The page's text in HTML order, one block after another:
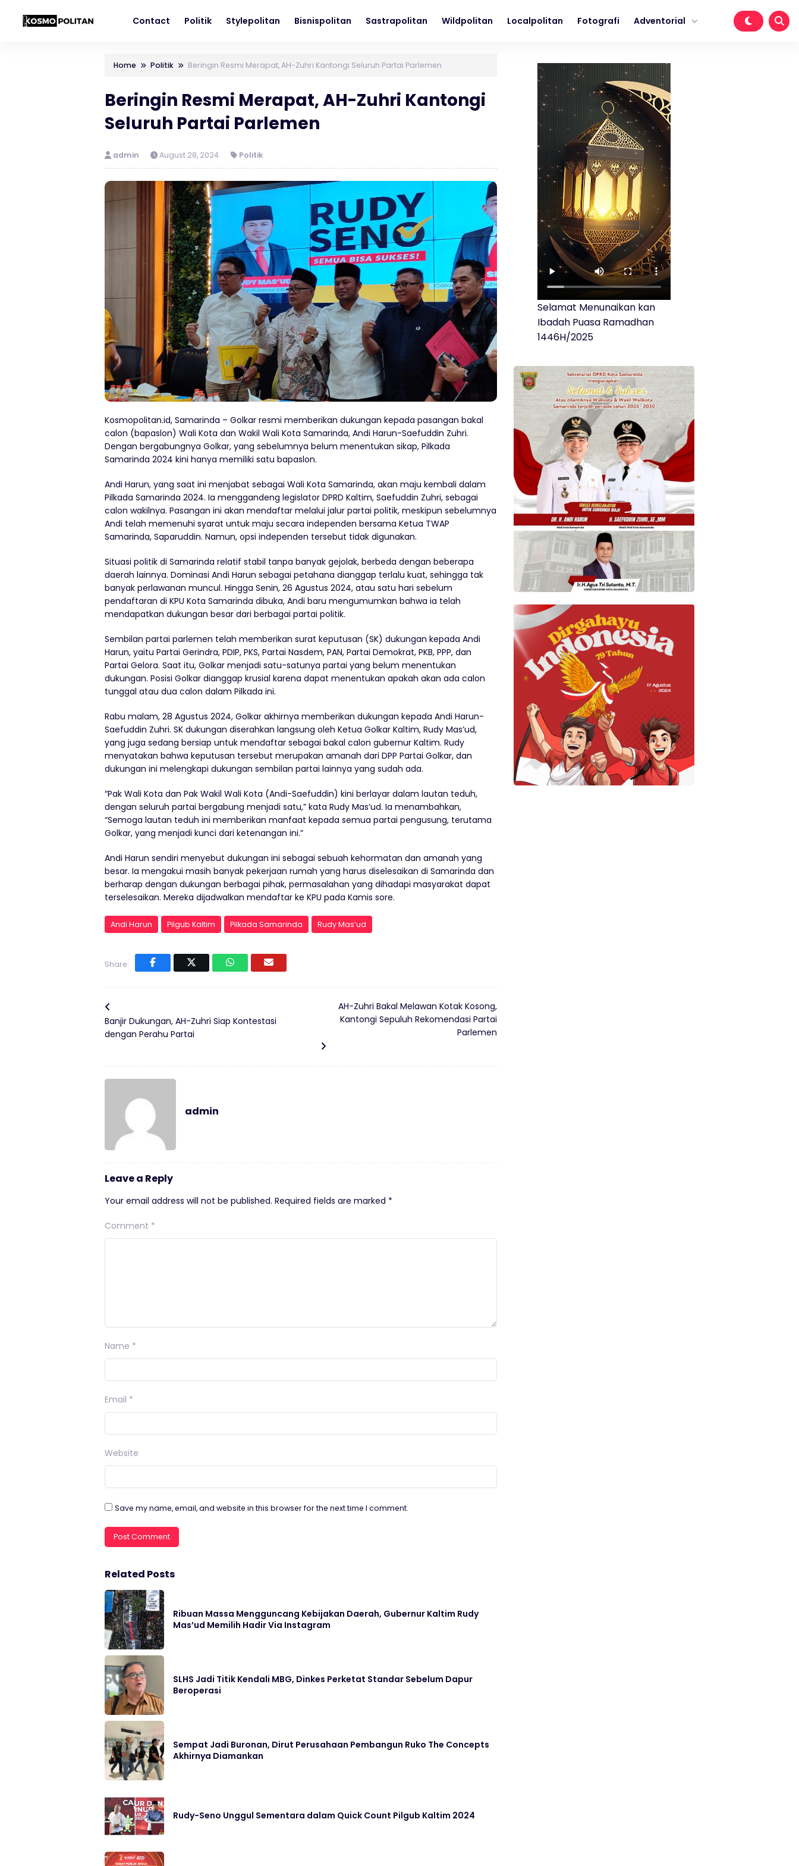
Contact Politik Stylepolitan Bisnispolitan Sastrapolitan Wildpolitan Localpolitan Fotografi Adventorial
Home Politik Beringin Resmi Merapat, AH-Zuhri Kantongi Seluruh Partai Parlemen
Beringin Resmi Merapat, AH-Zuhri Kantongi
Seluruh Partai Parlemen
admin August 28, 2024 Politik
Kosmopolitan.id, Samarinda – Golkar resmi memberikan dukungan kepada pasangan bakal
calon (bapaslon) Wali Kota dan Wakil Wali Kota Samarinda, Andi Harun-Saefuddin Zuhri.
Dengan bergabungnya Golkar, yang sebelumnya belum menentukan sikap, Pilkada
Samarinda 2024 kini hanya memiliki satu bapaslon.
Andi Harun, yang saat ini menjabat sebagai Wali Kota Samarinda, akan maju kembali dalam
Pilkada Samarinda 2024. Ia menggandeng legislator DPRD Kaltim, Saefuddin Zuhri, sebagai
calon wakilnya. Pasangan ini akan mendaftar melalui jalur partai politik, meskipun sebelumnya
Andi telah memenuhi syarat untuk maju secara independen bersama Ketua TWAP
Samarinda, Saparuddin. Namun, opsi independen tersebut tidak digunakan.
Situasi politik di Samarinda relatif stabil tanpa banyak gejolak, berbeda dengan beberapa
daerah lainnya. Dominasi Andi Harun sebagai petahana dianggap terlalu kuat, sehingga tak
banyak perlawanan muncul. Hingga Senin, 26 Agustus 2024, atau satu hari sebelum
pendaftaran di KPU Kota Samarinda dibuka, Andi baru mengumumkan bahwa ia telah
mendapatkan dukungan besar dari berbagai partai politik.
Sembilan partai parlemen telah memberikan surat keputusan (SK) dukungan kepada Andi
Harun, yaitu Partai Gerindra, PDIP, PKS, Partai Nasdem, PAN, Partai Demokrat, PKB, PPP, dan
Partai Gelora. Saat itu, Golkar menjadi satu-satunya partai yang belum menentukan
dukungan. Posisi Golkar dianggap krusial karena dapat menentukan apakah akan ada calon
tunggal atau dua calon dalam Pilkada ini.
Rabu malam, 28 Agustus 2024, Golkar akhirnya memberikan dukungan kepada Andi Harun-
Saefuddin Zuhri. SK dukungan diserahkan langsung oleh Ketua Golkar Kaltim, Rudy Mas’ud,
yang juga sedang bersiap untuk mendaftar sebagai bakal calon gubernur Kaltim. Rudy
menyatakan bahwa keputusan tersebut merupakan amanah dari DPP Partai Golkar, dan
dukungan ini melengkapi dukungan sembilan partai lainnya yang sudah ada.
“Pak Wali Kota dan Pak Wakil Wali Kota (Andi-Saefuddin) kini berlayar dalam lautan teduh,
dengan seluruh partai bergabung menjadi satu,” kata Rudy Mas’ud. Ia menambahkan,
“Semoga lautan teduh ini memberikan manfaat kepada semua partai pengusung, terutama
Golkar, yang menjadi kunci dari ketenangan ini.”
Andi Harun sendiri menyebut dukungan ini sebagai sebuah kehormatan dan amanah yang
besar. Ia mengakui masih banyak pekerjaan rumah yang harus diselesaikan di Samarinda dan
berharap dengan dukungan berbagai pihak, permasalahan yang dihadapi masyarakat dapat
terselesaikan. Mereka dijadwalkan mendaftar ke KPU pada Kamis sore.
Andi Harun Pilgub Kaltim Pilkada Samarinda Rudy Mas’ud
Share:
Banjir Dukungan, AH-Zuhri Siap Kontestasi
dengan Perahu Partai
AH-Zuhri Bakal Melawan Kotak Kosong,
Kantongi Sepuluh Rekomendasi Partai
Parlemen
admin
Leave a Reply
Your email address will not be published. Required fields are marked *
Comment *
Name *
Email *
Website
Save my name, email, and website in this browser for the next time I comment.
Related Posts
Ribuan Massa Mengguncang Kebijakan Daerah, Gubernur Kaltim Rudy
Mas’ud Memilih Hadir Via Instagram
SLHS Jadi Titik Kendali MBG, Dinkes Perketat Standar Sebelum Dapur
Beroperasi
Sempat Jadi Buronan, Dirut Perusahaan Pembangun Ruko The Concepts
Akhirnya Diamankan
Rudy-Seno Unggul Sementara dalam Quick Count Pilgub Kaltim 2024
Selamat Menunaikan kan
Ibadah Puasa Ramadhan
1446H/2025